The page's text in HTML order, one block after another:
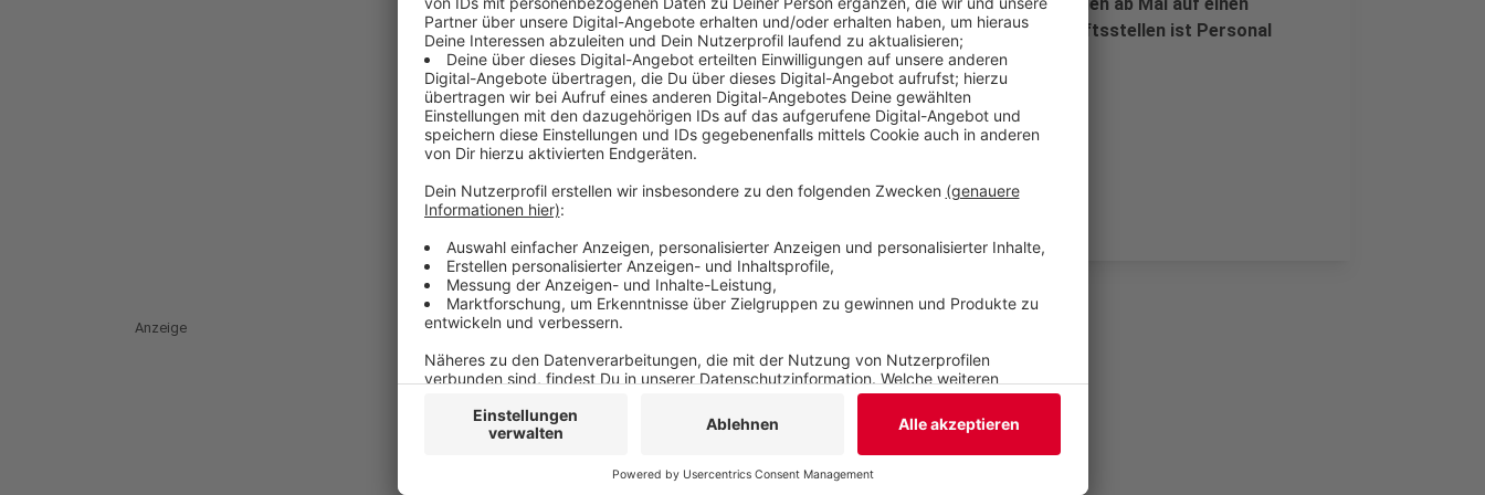
weitgehend digitalen Betrieb umstellen will. In diesen Geschäftsstellen ist Personal
dann nur noch an einem Tag pro Woche vertreten.
Veröffentlicht:Dienstag, 28.03.2023 05:59
Anzeige
Anzeige